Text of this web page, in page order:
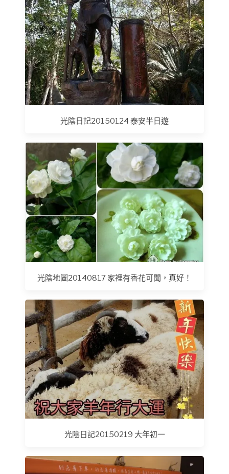
光陰日記20150124 泰安半日遊
光陰地圖20140817 家裡有香花可聞，真好！
光陰日記20150219 大年初一